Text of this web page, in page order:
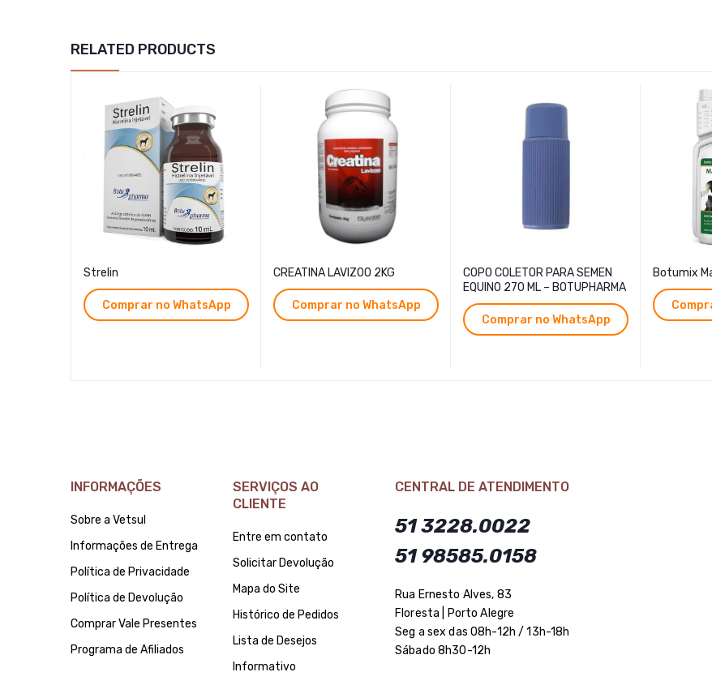
RELATED PRODUCTS
Strelin
Comprar no WhatsApp
CREATINA LAVIZOO 2KG
Comprar no WhatsApp
COPO COLETOR PARA SEMEN
EQUINO 270 ML – BOTUPHARMA
Comprar no WhatsApp
Botumix
INFORMAÇÕES
Sobre a Vetsul
Informações de Entrega
Política de Privacidade
Política de Devolução
Comprar Vale Presentes
Programa de Afiliados
SERVIÇOS AO
CLIENTE
Entre em contato
Solicitar Devolução
Mapa do Site
Histórico de Pedidos
Lista de Desejos
Informativo
CENTRAL DE ATENDIMENTO
51 3228.0022
51 98585.0158
Rua Ernesto Alves, 83
Floresta | Porto Alegre
Seg a sex das 08h-12h / 13h-18h
Sábado 8h30-12h